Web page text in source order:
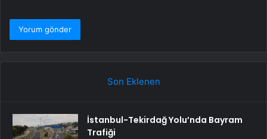
Son Eklenen
İstanbul-Tekirdağ Yolu’nda Bayram
Trafiği